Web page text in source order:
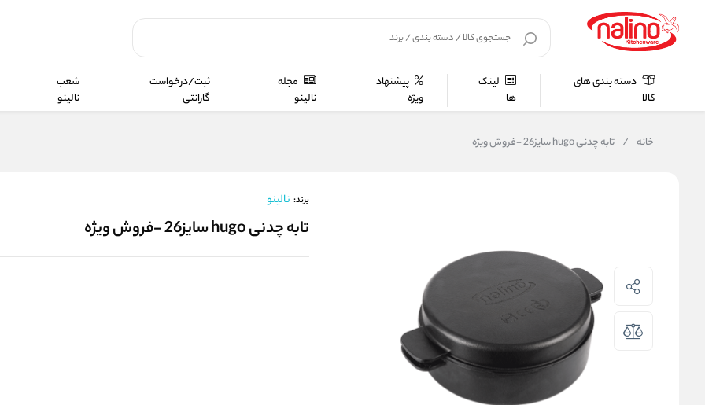
دسته بندی های
کالا
لینک
ها
پیشنهاد
ویژه
مجله
نالینو
ثبت/درخواست
گارانتی
شعب
نالینو
خانه / تابه چدنی hugo سایز26 -فروش ویژه
برند: نالینو
تابه چدنی hugo سایز26 -فروش ویژه